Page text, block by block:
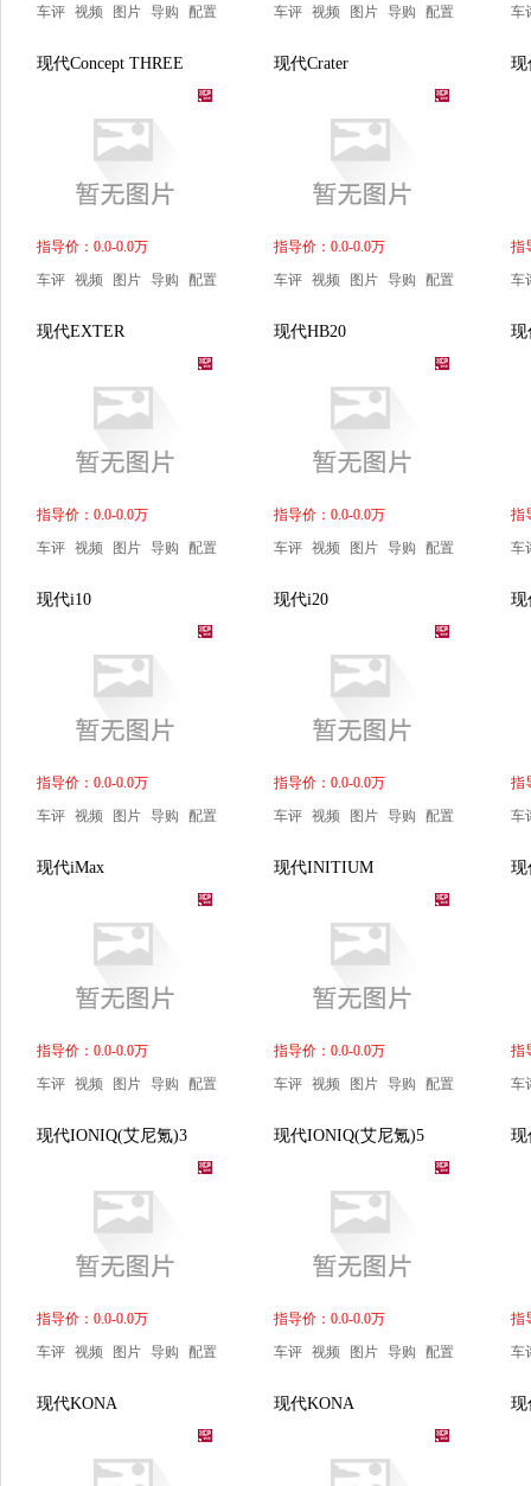
车评 视频 图片 导购 配置
车评 视频 图片 导购 配置
车
现代Concept THREE
指导价：0.0-0.0万
车评 视频 图片 导购 配置
现代Crater
指导价：0.0-0.0万
车评 视频 图片 导购 配置
现
指
车
现代EXTER
指导价：0.0-0.0万
车评 视频 图片 导购 配置
现代HB20
指导价：0.0-0.0万
车评 视频 图片 导购 配置
现
指
车
现代i10
指导价：0.0-0.0万
车评 视频 图片 导购 配置
现代i20
指导价：0.0-0.0万
车评 视频 图片 导购 配置
现
指
车
现代iMax
指导价：0.0-0.0万
车评 视频 图片 导购 配置
现代INITIUM
指导价：0.0-0.0万
车评 视频 图片 导购 配置
现
指
车
现代IONIQ(艾尼氪)3
指导价：0.0-0.0万
车评 视频 图片 导购 配置
现代IONIQ(艾尼氪)5
指导价：0.0-0.0万
车评 视频 图片 导购 配置
现
指
车
现代KONA 现代KONA 现